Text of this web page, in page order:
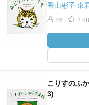
香山彬子 東
46 2.88
こりすのふ
3)